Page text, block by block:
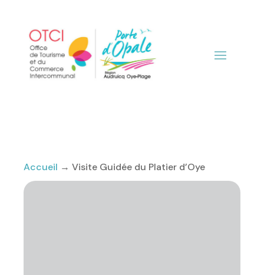
Accueil → Visite Guidée du Platier d’Oye